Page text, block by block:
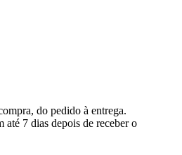
do pedido à entrega.
até 7 dias depois de receber o